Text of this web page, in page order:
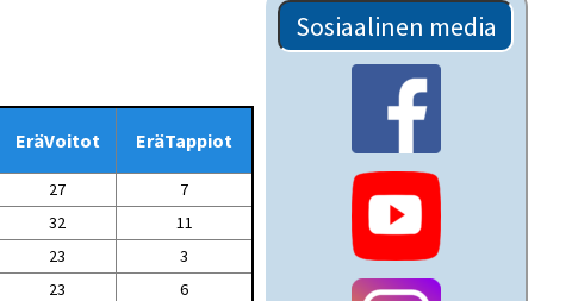
EräVoitot EräTappiot
27
7
32
11
23
3
23
6
Sosiaalinen media